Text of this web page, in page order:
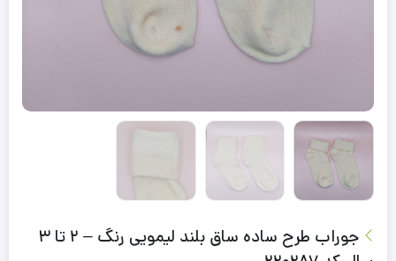
جوراب طرح ساده ساق بلند لیمویی رنگ – 2 تا 3